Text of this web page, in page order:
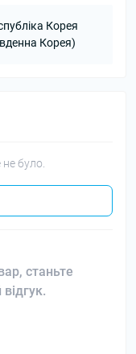
Корея
Корея)
було.
станьте